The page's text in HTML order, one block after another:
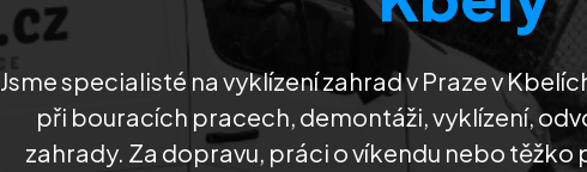
Jsme specialisté na vyklízení zahrad v Praze v
při bouracích pracech, demontáži, vyklízení,
zahrady. Za dopravu, práci o víkendu nebo